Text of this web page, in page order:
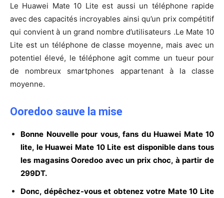
Le Huawei Mate 10 Lite est aussi un téléphone rapide
avec des capacités incroyables ainsi qu’un prix compétitif
qui convient à un grand nombre d’utilisateurs .Le Mate 10
Lite est un téléphone de classe moyenne, mais avec un
potentiel élevé, le téléphone agit comme un tueur pour
de nombreux smartphones appartenant à la classe
moyenne.
Ooredoo sauve la mise
Bonne Nouvelle pour vous, fans du Huawei Mate 10
lite, le Huawei Mate 10 Lite est disponible dans tous
les magasins Ooredoo avec un prix choc, à partir de
299DT.
Donc, dépêchez-vous et obtenez votre Mate 10 Lite